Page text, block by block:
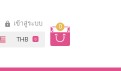
0
เข้าสู่ระบบ